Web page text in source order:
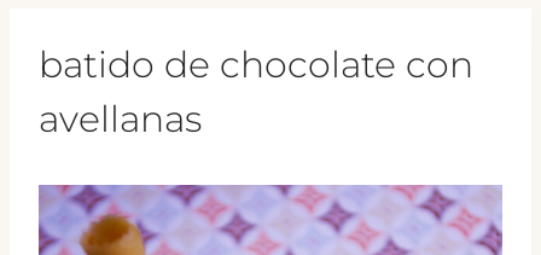
batido de chocolate con
avellanas